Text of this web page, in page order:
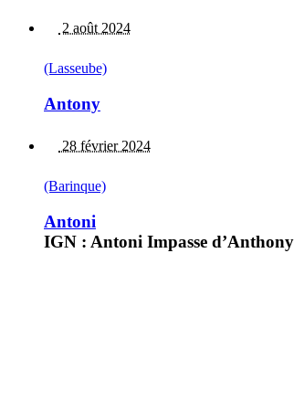
2 août 2024
(Lasseube)
Antony
28 février 2024
(Barinque)
Antoni
IGN : Antoni Impasse d’Anthony